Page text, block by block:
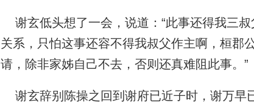
谢玄低头想了一会，说道：“此事还得我三
关系，只怕这事还容不得我叔父作主啊，桓郡
请，除非家姊自己不去，否则还真难阻此事。”
谢玄辞别陈操之回到谢府已近子时，谢万早